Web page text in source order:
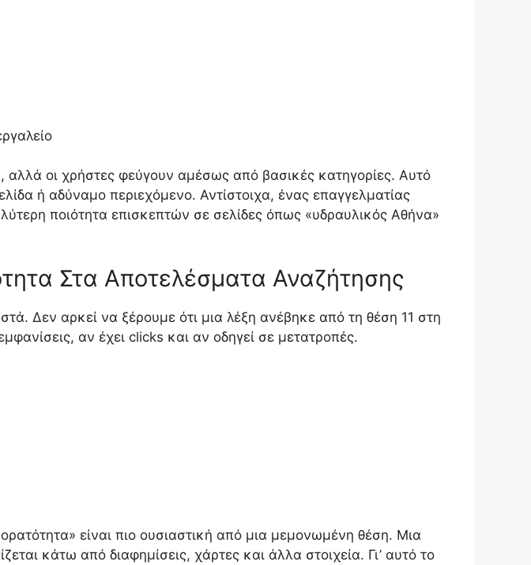
αλλά οι χρήστες φεύγουν αμέσως από βασικές κατηγορίες. Αυτό
ή αδύναμο περιεχόμενο. Αντίστοιχα, ένας επαγγελματίας
ποιότητα επισκεπτών σε σελίδες όπως «υδραυλικός Αθήνα»
Στα Αποτελέσματα Αναζήτησης
Δεν αρκεί να ξέρουμε ότι μια λέξη ανέβηκε από τη θέση 11 στη
αν έχει clicks και αν οδηγεί σε μετατροπές.
είναι πιο ουσιαστική από μια μεμονωμένη θέση. Μια
κάτω από διαφημίσεις, χάρτες και άλλα στοιχεία. Γι’ αυτό το